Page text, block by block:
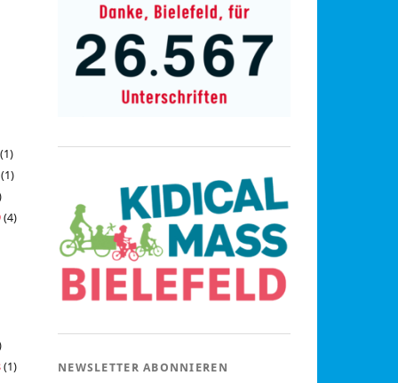
(4)
(1)
NEWSLETTER ABONNIEREN